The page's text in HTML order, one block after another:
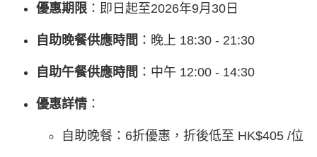
優惠期限 ：即日起至2026年9月30日
自助晚餐供應時間 ：晚上 18:30 - 21:30
自助午餐供應時間 ：中午 12:00 - 14:30
優惠詳情 ：
自助晚餐：6折優惠，折後低至 HK$405 /位